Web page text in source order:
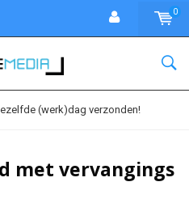
0
(werk)dag verzonden!
met vervangings